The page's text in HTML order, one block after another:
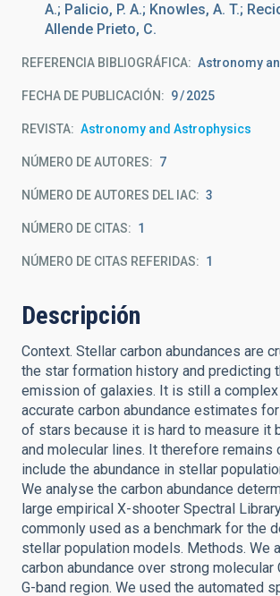
A.; Palicio, P. A.; Knowles, A. T.;
Allende Prieto, C.
REFERENCIA BIBLIOGRÁFICA Astronomy
FECHA DE PUBLICACIÓN: 9 2025
REVISTA Astronomy and Astrophysics
NÚMERO DE AUTORES 7
NÚMERO DE AUTORES DEL IAC 3
NÚMERO DE CITAS 1
NÚMERO DE CITAS REFERIDAS 1
Descripción
Context. Stellar carbon abundances are
the star formation history and predicting
emission of galaxies. It is still a
accurate carbon abundance estimates
of stars because it is hard to measure it
and molecular lines. It therefore remains
include the abundance in stellar
We analyse the carbon abundance
large empirical X-shooter Spectral
commonly used as a benchmark for the
stellar population models. Methods. We
carbon abundance over strong molecular
G-band region. We used the automated